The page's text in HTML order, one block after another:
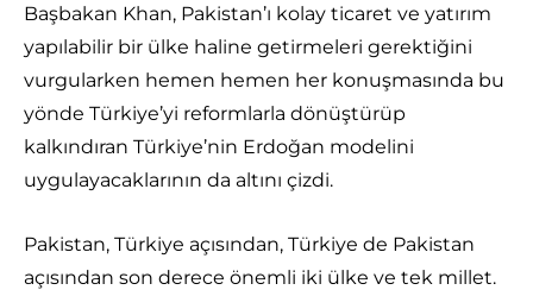
Başbakan Khan, Pakistan’ı kolay ticaret ve yatırım
yapılabilir bir ülke haline getirmeleri gerektiğini
vurgularken hemen hemen her konuşmasında bu
yönde Türkiye’yi reformlarla dönüştürüp
kalkındıran Türkiye’nin Erdoğan modelini
uygulayacaklarının da altını çizdi.
Pakistan, Türkiye açısından, Türkiye de Pakistan
açısından son derece önemli iki ülke ve tek millet.